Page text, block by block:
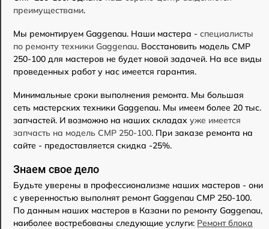
преимуществами.
Мы ремонтируем Gaggenau. Наши мастера - специалисты
по ремонту техники Gaggenau. Восстановить модель CMP
250-100 для мастеров не будет новой задачей. На все виды
проведенных работ у нас имеется гарантия.
Минимальные сроки выполнения ремонта. Мы большая
сеть мастерских техники Gaggenau. Мы имеем более 20 тыс.
запчастей. И возможно на наших складах уже имеется
запчасть на модель CMP 250-100. При заказе ремонта на
сайте - предоставляется скидка -25%.
Знаем свое дело
Будьте уверены в профессионализме наших мастеров - они
с уверенностью выполнят ремонт Gaggenau CMP 250-100.
По данным наших мастеров в Казани по ремонту Gaggenau,
наиболее востребованы следующие услуги: Ремонт блока